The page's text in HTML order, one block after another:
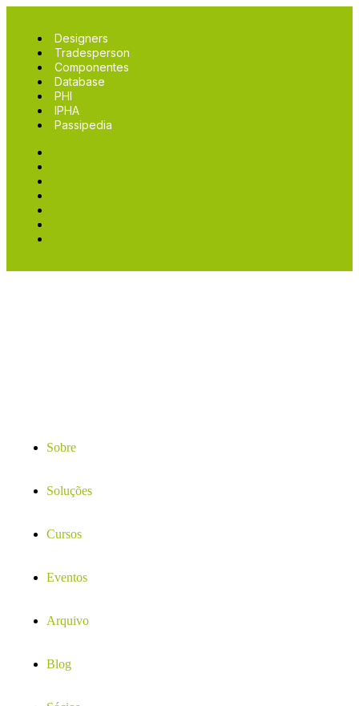
Designers
Tradesperson
Componentes
Database
PHI
IPHA
Passipedia
Sobre
Soluções
Cursos
Eventos
Arquivo
Blog